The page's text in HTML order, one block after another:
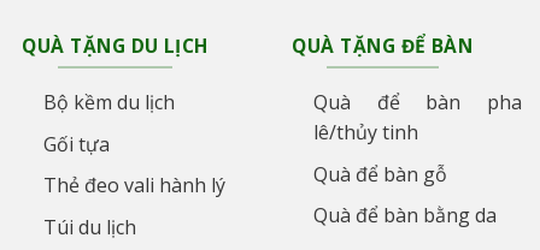
QUÀ TẶNG DU LỊCH
Bộ kềm du lịch
Gối tựa
Thẻ đeo vali hành lý
Túi du lịch
QUÀ TẶNG ĐỂ BÀN
Quà để bàn pha
lê/thủy tinh
Quà để bàn gỗ
Quà để bàn bằng da